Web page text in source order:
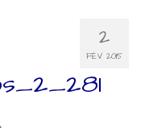
2
FÉV 2015